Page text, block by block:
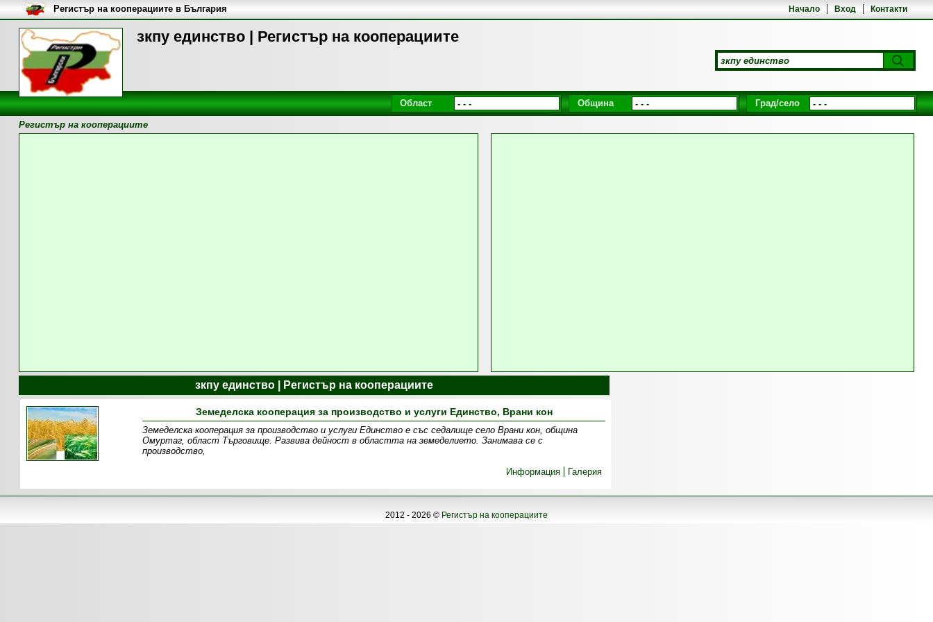
зкпу единство | Регистър на кооперациите
Начало Вход Контакти
Регистър на кооперациите в България
Област Община Град/село
Регистър на кооперациите
зкпу единство | Регистър на кооперациите
Земеделска кооперация за производство и услуги Единство, Врани кон
Земеделска кооперация за производство и услуги Единство е със седалище село Врани кон, община
Омуртаг, област Търговище. Развива дейност в областта на земеделието. Занимава се с
производство,
Информация
Галерия
2012 - 2026 © Регистър на кооперациите